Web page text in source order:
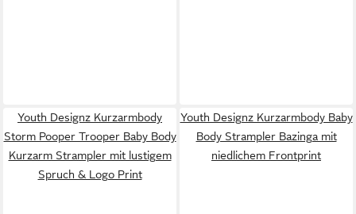
Youth Designz Kurzarmbody
Storm Pooper Trooper Baby Body
Kurzarm Strampler mit lustigem
Spruch & Logo Print
Youth Designz Kurzarmbody Baby
Body Strampler Bazinga mit
niedlichem Frontprint